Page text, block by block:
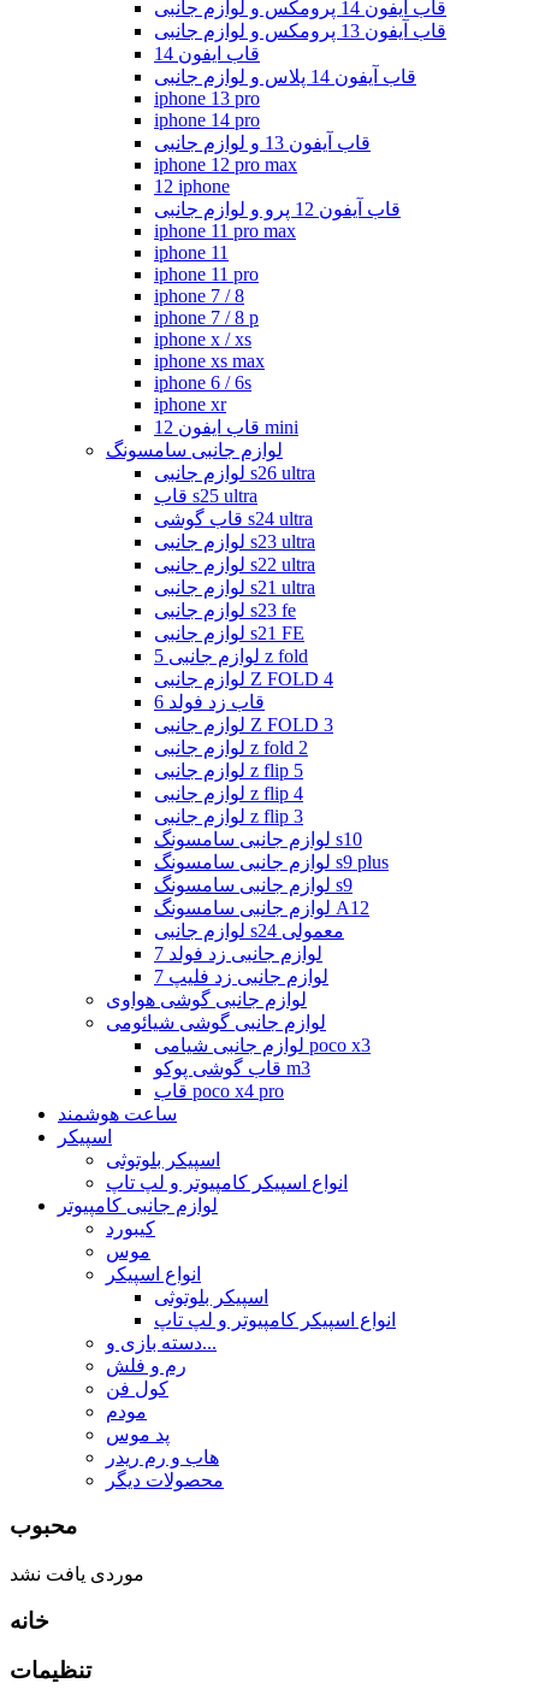
قاب آیفون 14 پرومکس و لوازم جانبی
قاب آیفون 13 پرومکس و لوازم جانبی
قاب ایفون 14
قاب آیفون 14 پلاس و لوازم جانبی
iphone 13 pro
iphone 14 pro
قاب آیفون 13 و لوازم جانبی
iphone 12 pro max
12 iphone
قاب آیفون 12 پرو و لوازم جانبی
iphone 11 pro max
iphone 11
iphone 11 pro
iphone 7 / 8
iphone 7 / 8 p
iphone x / xs
iphone xs max
iphone 6 / 6s
iphone xr
قاب ایفون 12 mini
لوازم جانبی سامسونگ
لوازم جانبی s26 ultra
قاب s25 ultra
قاب گوشی s24 ultra
لوازم جانبی s23 ultra
لوازم جانبی s22 ultra
لوازم جانبی s21 ultra
لوازم جانبی s23 fe
لوازم جانبی s21 FE
لوازم جانبی 5 z fold
لوازم جانبی Z FOLD 4
قاب زد فولد 6
لوازم جانبی Z FOLD 3
لوازم جانبی z fold 2
لوازم جانبی z flip 5
لوازم جانبی z flip 4
لوازم جانبی z flip 3
لوازم جانبی سامسونگ s10
لوازم جانبی سامسونگ s9 plus
لوازم جانبی سامسونگ s9
لوازم جانبی سامسونگ A12
لوازم جانبی s24 معمولی
لوازم جانبی زد فولد 7
لوازم جانبی زد فلیپ 7
لوازم جانبی گوشی هواوی
لوازم جانبی گوشی شیائومی
لوازم جانبی شیامی poco x3
قاب گوشی پوکو m3
قاب poco x4 pro
ساعت هوشمند
اسپیکر
اسپیکر بلوتوثی
انواع اسپیکر کامپیوتر و لپ تاپ
لوازم جانبی کامپیوتر
کیبورد
موس
انواع اسپیکر
اسپیکر بلوتوثی
انواع اسپیکر کامپیوتر و لپ تاپ
دسته بازی و...
رم و فلش
کول فن
مودم
پد موس
هاب و رم ریدر
محصولات دیگر
محبوب
موردی یافت نشد
خانه
تنظیمات